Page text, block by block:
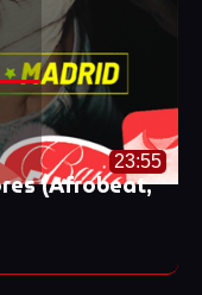
23:55
(Afrobeat,